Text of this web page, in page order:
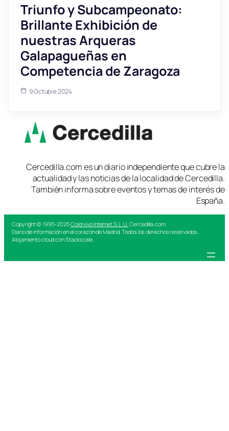
Triunfo y Subcampeonato:
Brillante Exhibición de
nuestras Arqueras
Galapagueñas en
Competencia de Zaragoza
9 Octubre 2024
Cercedilla.com es un diario independiente que cubre la
actualidad y las noticias de la localidad de Cercedilla.
También informa sobre eventos y temas de interés de
España.
Copyright © 1995-2025Colorvivo Internet S.L.U. Cercedilla.com.
Diario de información en el corazón de Madrid. Todos los derechos reservados.
Alojamiento cloud con Stackscale.